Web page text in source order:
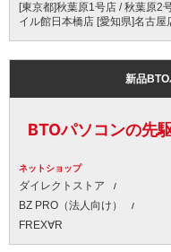
[東京都]秋葉原1号店 / 秋葉原2
イル館日本橋店 [愛知県]名古屋
新品
BTOパソコンの先
ネットショップ
ダイレクトストア
BZ PRO（法人向け）
FREX∀R